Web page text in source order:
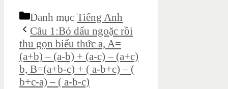
Danh mục Tiếng Anh
Câu 1:Bỏ dấu ngoặc rồi
thu gọn biểu thức a, A=
(a+b) – (a-b) + (a-c) – (a+c)
b, B=(a+b-c) + ( a-b+c) – (
b+c-a) – ( a-b-c)